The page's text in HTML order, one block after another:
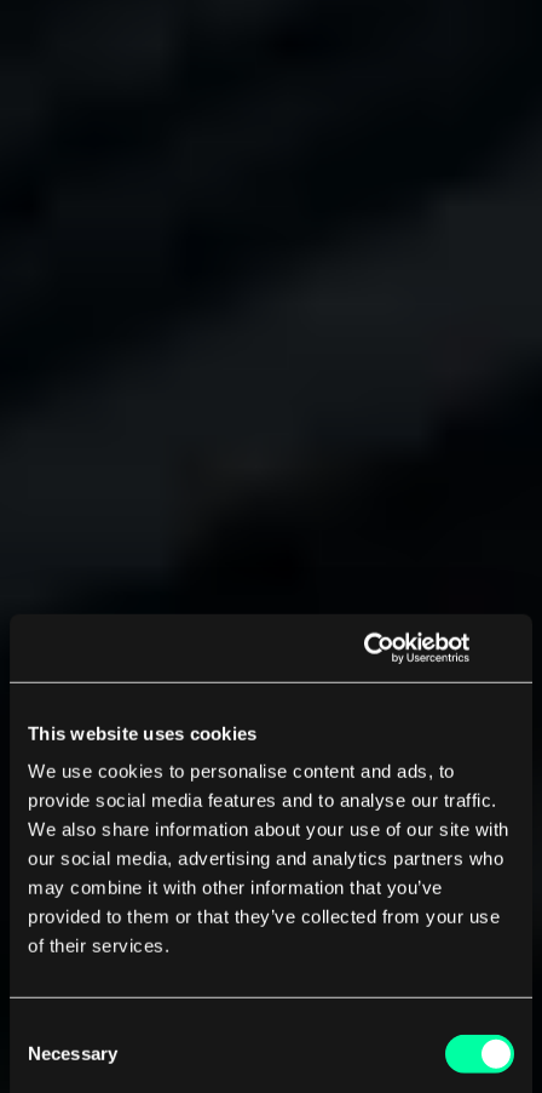
This website uses cookies
We use cookies to personalise content and ads, to
provide social media features and to analyse our traffic.
We also share information about your use of our site with
our social media, advertising and analytics partners who
may combine it with other information that you’ve
provided to them or that they’ve collected from your use
of their services.
Selection
Necessary